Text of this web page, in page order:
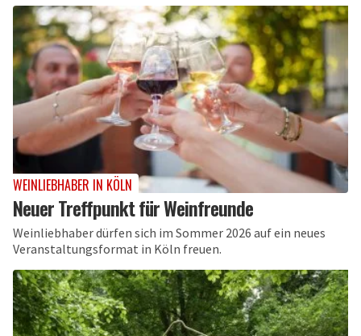
WEINLIEBHABER IN KÖLN
Neuer Treffpunkt für Weinfreunde
Weinliebhaber dürfen sich im Sommer 2026 auf ein neues
Veranstaltungsformat in Köln freuen.